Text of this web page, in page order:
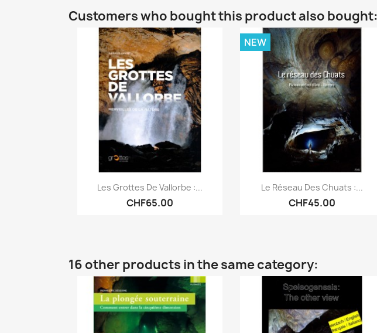
Customers who bought this product also bought:
Quick view
Les Grottes De Vallorbe :...
CHF65.00
Quick view
Le Réseau Des Chuats :...
CHF45.00
NEW
16 other products in the same category: